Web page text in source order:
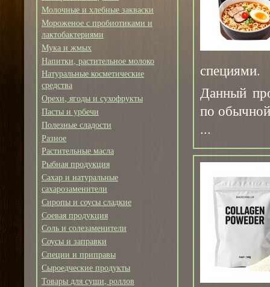
Молочные и хлебные закваски
Мороженое с пробиотиками и
лактобактериями
Мука и жмых
Напитки, растительное молоко
Натуральные косметические
средства
Орехи, ягоды и сухофрукты
Пасты и урбечи
Полезные сладости
Разное
Растительные масла
Рыбная продукция
Сахар и натуральные
сахарозаменители
Сиропы и соусы сладкие
Соевая продукция
Соль и солезаменители
Соусы и заправки
Специи и приправы
Сыроедческие продукты
Товары для суши, роллов
специями.
Данный
по обычной
...